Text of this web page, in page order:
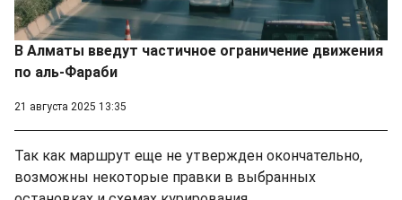
В Алматы введут частичное ограничение движения
по аль-Фараби
21 августа 2025 13:35
Так как маршрут еще не утвержден окончательно,
возможны некоторые правки в выбранных